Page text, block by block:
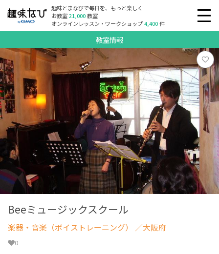
趣味とまなびで毎日を、もっと楽しく
お教室21,000教室
オンラインレッスン・ワークショップ4,400件
教室情報
Beeミュージックスクール
楽器・音楽（ボイストレーニング） ／大阪府
0